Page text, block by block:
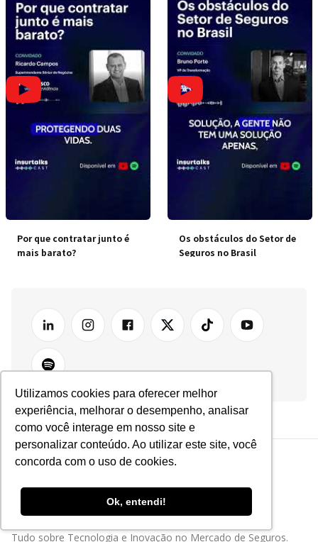
Utilizamos cookies para oferecer melhor
experiência, melhorar o desempenho, analisar
como você interage em nosso site e
personalizar conteúdo. Ao utilizar este site, você
concorda com o uso de cookies.
Ok, entendi!
Por que contratar junto é
mais barato?
Os obstáculos do Setor de
Seguros no Brasil
Tudo sobre Tecnologia e Inovação no Mercado de Seguros.